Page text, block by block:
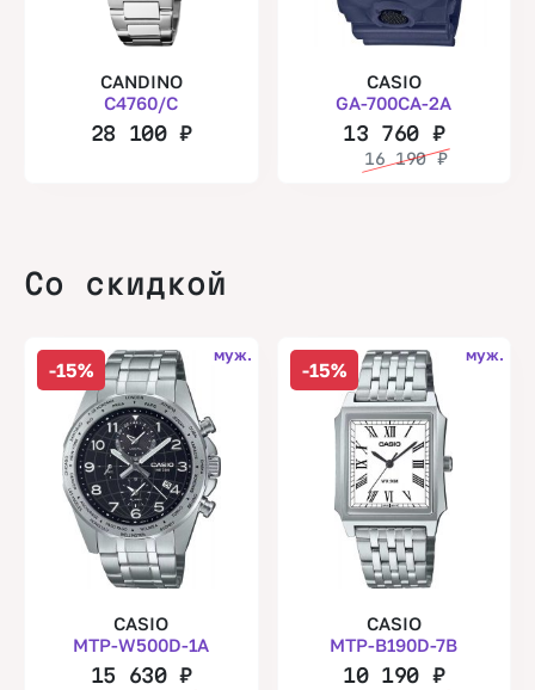
CANDINO
C4760/C
28 100₽
CASIO
GA-700CA-2A
13 760 ₽
16 190₽
Со скидкой
-15%
муж.
CASIO
MTP-W500D-1A
15 630₽
-15%
муж.
CASIO
MTP-B190D-7B
10 190 ₽